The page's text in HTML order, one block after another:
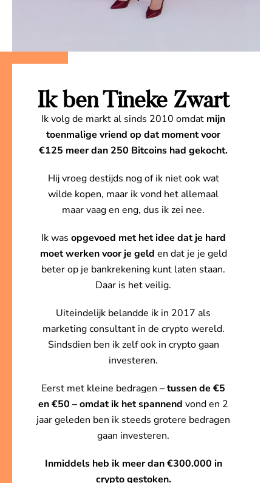
Ik ben Tineke Zwart
Ik volg de markt al sinds 2010 omdat mijn
toenmalige vriend op dat moment voor
€125 meer dan 250 Bitcoins had gekocht.
Hij vroeg destijds nog of ik niet ook wat
wilde kopen, maar ik vond het allemaal
maar vaag en eng, dus ik zei nee.
Ik was opgevoed met het idee dat je hard
moet werken voor je geld en dat je je geld
beter op je bankrekening kunt laten staan.
Daar is het veilig.
Uiteindelijk belandde ik in 2017 als
marketing consultant in de crypto wereld.
Sindsdien ben ik zelf ook in crypto gaan
investeren.
Eerst met kleine bedragen –tussen de €5
en €50 – omdat ik het spannend vond en 2
jaar geleden ben ik steeds grotere bedragen
gaan investeren.
Inmiddels heb ik meer dan €300.000 in
crypto gestoken.